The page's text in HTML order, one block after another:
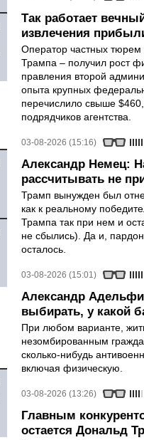
Так работает
извлечения
Оператор частных тюрем
Трампа – получил рост
правления второй
опыта крупных
перечислило свыше
подрядчиков агентства.
03-08-2026 (15:16)
Александр Немец:
рассчитывать не
Трамп вынужден был
как к реальному
Трампа так при нем и
не сбылись). Да и,
осталось.
03-08-2026 (15:01)
Александр
выбирать, у какой
При любом варианте,
незомбированным
сколько-нибудь
включая физическую.
03-08-2026 (13:26)
Главным
остается Дональд